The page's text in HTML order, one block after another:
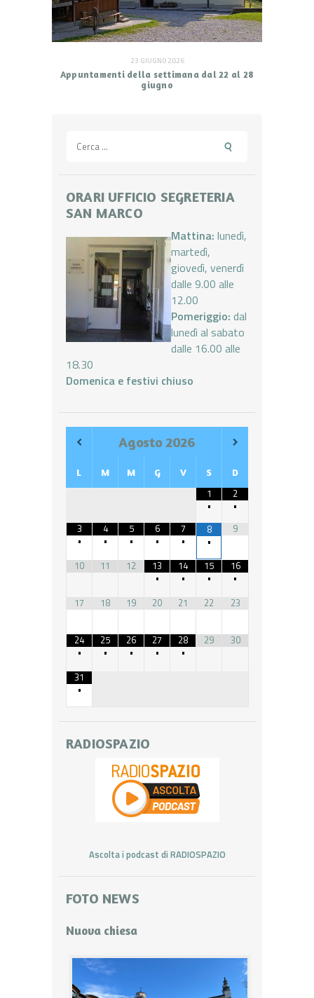
23 GIUGNO 2026
Appuntamenti della settimana dal 22 al 28
giugno
per:
ORARI UFFICIO SEGRETERIA
SAN MARCO
Mattina: lunedì,
martedì,
giovedì, venerdì
dalle 9.00 alle
12.00
Pomeriggio: dal
lunedì al sabato
dalle 16.00 alle
18.30
Domenica e festivi chiuso
Agosto 2026
L M M G V S D
1
•
2
•
3
•
4
•
5
•
6
•
7
•
8
•
9
10 11 12
13
•
14
•
15
•
16
•
17
18 19 20 21 22 23
24
•
25
•
26
•
27
•
28
•
29 30
31
•
RADIOSPAZIO
Ascolta i podcast di RADIOSPAZIO
FOTO NEWS
Nuova chiesa